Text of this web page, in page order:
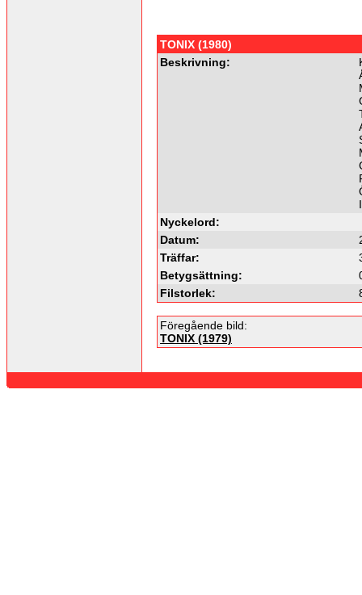
TONIX (1980)
Beskrivning:
Nyckelord:
Datum:
Träffar:
Betygsättning:
Filstorlek:
Föregående bild:
TONIX (1979)